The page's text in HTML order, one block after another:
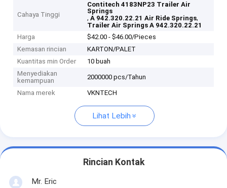
Cahaya Tinggi
Contitech 4183NP23 Trailer Air
Springs
,A 942.320.22.21 Air Ride Springs,
Trailer Air Springs A 942.320.22.21
Harga
$42.00 - $46.00/Pieces
Kemasan rincian
KARTON/PALET
Kuantitas min Order
10 buah
Menyediakan
kemampuan
2000000 pcs/Tahun
Nama merek VKNTECH
Lihat Lebih
Rincian Kontak
Mr. Eric